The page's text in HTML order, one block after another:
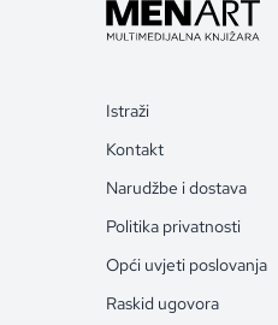
Istraži
Kontakt
Narudžbe i dostava
Politika privatnosti
Opći uvjeti poslovanja
Raskid ugovora